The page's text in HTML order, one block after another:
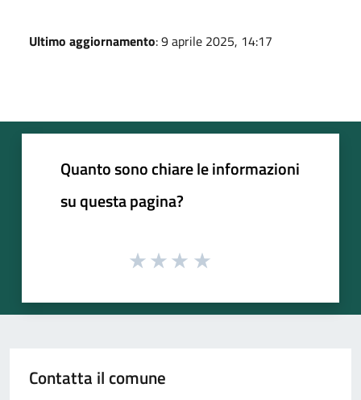
Ultimo aggiornamento: 9 aprile 2025, 14:17
Quanto sono chiare le informazioni
su questa pagina?
Contatta il comune